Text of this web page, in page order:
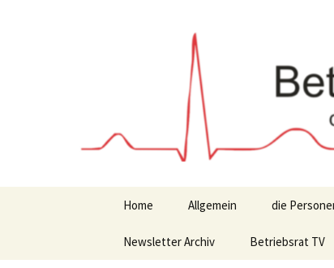
Home Allgemein die
Newsletter Archiv Betriebsrat TV